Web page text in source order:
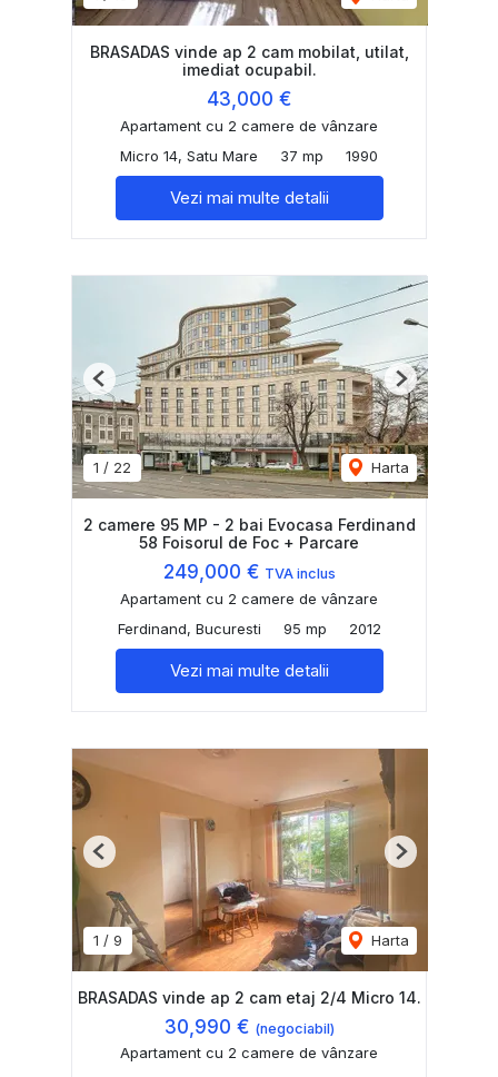
BRASADAS vinde ap 2 cam mobilat, utilat,
imediat ocupabil.
43,000 €
Apartament cu 2 camere de vânzare
Micro 14, Satu Mare
37 mp 1990
Vezi mai multe detalii
1 / 22 Harta
Previous Next
2 camere 95 MP - 2 bai Evocasa Ferdinand
58 Foisorul de Foc + Parcare
249,000 € TVA inclus
Apartament cu 2 camere de vânzare
Ferdinand, Bucuresti
95 mp 2012
Vezi mai multe detalii
1 / 9 Harta
Previous Next
BRASADAS vinde ap 2 cam etaj 2/4 Micro 14.
30,990 € (negociabil)
Apartament cu 2 camere de vânzare